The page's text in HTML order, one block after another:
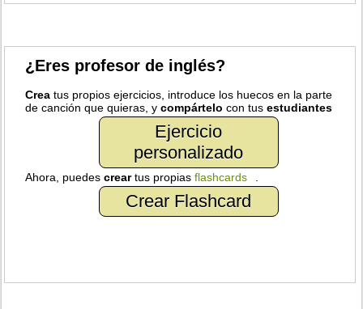
¿Eres profesor de inglés?
Crea tus propios ejercicios, introduce los huecos en la parte
de canción que quieras, ycompártelo con tusestudiantes
Ejercicio
personalizado
Ahora, puedescreartus propiasflashcards
Crear Flashcard